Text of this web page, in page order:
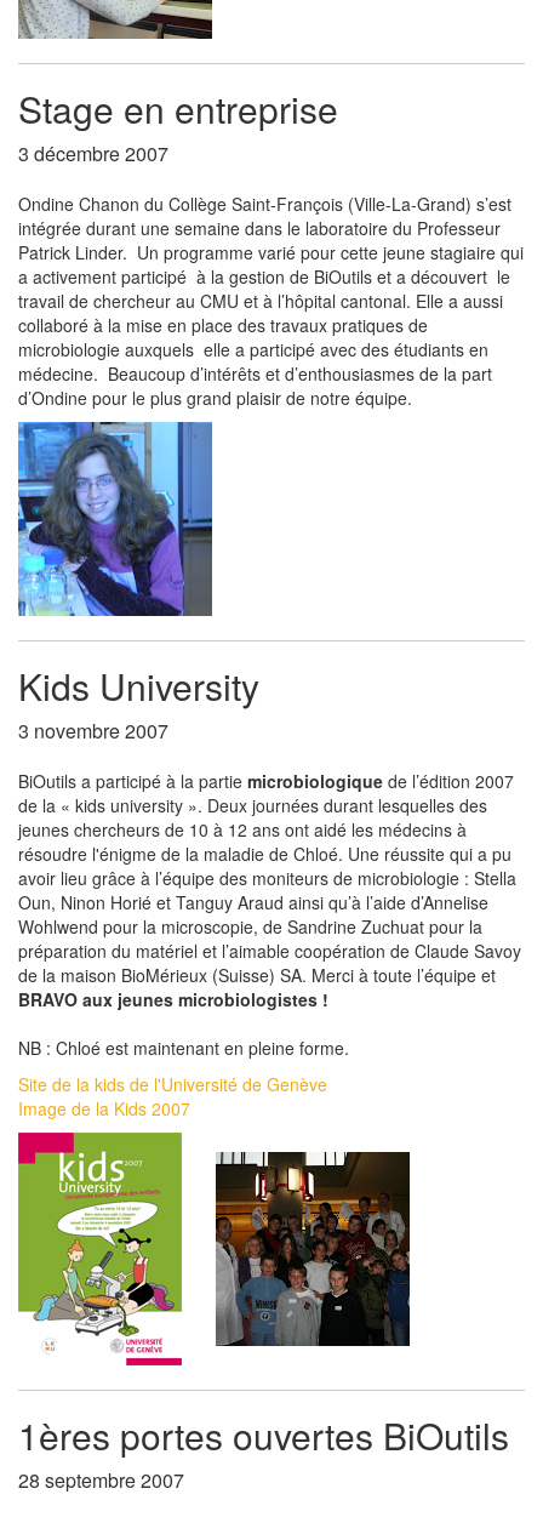
Stage en entreprise
3 décembre 2007
Ondine Chanon du Collège Saint-François (Ville-La-Grand) s’est
intégrée durant une semaine dans le laboratoire du Professeur
Patrick Linder. Un programme varié pour cette jeune stagiaire qui
a activement participé à la gestion de BiOutils et a découvert le
travail de chercheur au CMU et à l’hôpital cantonal. Elle a aussi
collaboré à la mise en place des travaux pratiques de
microbiologie auxquels elle a participé avec des étudiants en
médecine. Beaucoup d’intérêts et d’enthousiasmes de la part
d’Ondine pour le plus grand plaisir de notre équipe.
Kids University
3 novembre 2007
BiOutils a participé à la partie microbiologique de l’édition 2007
de la « kids university ». Deux journées durant lesquelles des
jeunes chercheurs de 10 à 12 ans ont aidé les médecins à
résoudre l'énigme de la maladie de Chloé. Une réussite qui a pu
avoir lieu grâce à l’équipe des moniteurs de microbiologie : Stella
Oun, Ninon Horié et Tanguy Araud ainsi qu’à l’aide d’Annelise
Wohlwend pour la microscopie, de Sandrine Zuchuat pour la
préparation du matériel et l’aimable coopération de Claude Savoy
de la maison BioMérieux (Suisse) SA. Merci à toute l’équipe et
BRAVO aux jeunes microbiologistes !
NB : Chloé est maintenant en pleine forme.
Site de la kids de l'Université de Genève
Image de la Kids 2007
1ères portes ouvertes BiOutils
28 septembre 2007